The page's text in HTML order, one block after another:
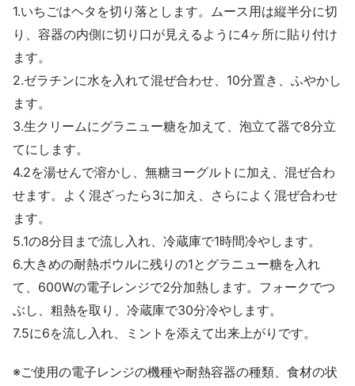
1.いちごはヘタを切り落とします。ムース用は縦半分に切
り、容器の内側に切り口が見えるように4ヶ所に貼り付け
ます。
2.ゼラチンに水を入れて混ぜ合わせ、10分置き、ふやかし
ます。
3.生クリームにグラニュー糖を加えて、泡立て器で8分立
てにします。
4.2を湯せんで溶かし、無糖ヨーグルトに加え、混ぜ合わ
せます。よく混ざったら3に加え、さらによく混ぜ合わせ
ます。
5.1の8分目まで流し入れ、冷蔵庫で1時間冷やします。
6.大きめの耐熱ボウルに残りの1とグラニュー糖を入れ
て、600Wの電子レンジで2分加熱します。フォークでつ
ぶし、粗熱を取り、冷蔵庫で30分冷やします。
7.5に6を流し入れ、ミントを添えて出来上がりです。
※ご使用の電子レンジの機種や耐熱容器の種類、食材の状